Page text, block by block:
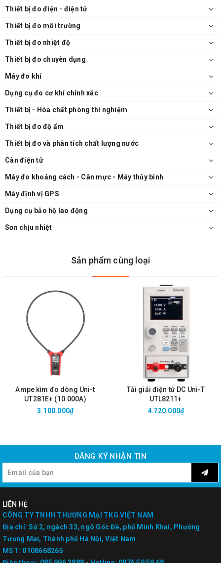
Thiết bị đo điện - điện tử
Thiết bị đo môi trường
Thiết bị đo nhiệt độ
Thiết bị đo chuyên dụng
Máy đo khí
Dụng cụ đo cơ khí chính xác
Thiết bị - Hóa chất phòng thí nghiệm
Thiết bị đo độ ẩm
Thiết bị đo và phân tích chất lượng nước
Cân điện tử
Máy đo khoảng cách - Cân mực - Máy thủy bình
Máy định vị GPS
Dụng cụ bảo hộ lao động
Sơn chịu nhiệt
Sản phẩm cùng loại
Ampe kìm đo dòng Uni-t
UT281E+ (10.000A)
3.100.000₫
Tải giải điện tử DC Uni-T
UTL8211+
4.720.000₫
ĐĂNG KÝ NHẬN TIN
LIÊN HỆ
CÔNG TY TNHH THƯƠNG MẠI TKG VIỆT NAM
Địa chỉ: Số 2, ngách 33, ngõ Gốc Đề, phố Minh Khai, Phường
Tương Mai, Thành phố Hà Nội, Việt Nam
MST: 0108668265